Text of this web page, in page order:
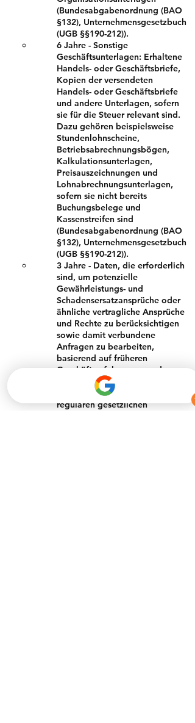
(Bundesabgabenordnung (BAO
§132), Unternehmensgesetzbuch
(UGB §§190-212)).
6 Jahre - Sonstige
Geschäftsunterlagen: Erhaltene
Handels- oder Geschäftsbriefe,
Kopien der versendeten
Handels- oder Geschäftsbriefe
und andere Unterlagen, sofern
sie für die Steuer relevant sind.
Dazu gehören beispielsweise
Stundenlohnscheine,
Betriebsabrechnungsbögen,
Kalkulationsunterlagen,
Preisauszeichnungen und
Lohnabrechnungsunterlagen,
sofern sie nicht bereits
Buchungsbelege und
Kassenstreifen sind
(Bundesabgabenordnung (BAO
§132), Unternehmensgesetzbuch
(UGB §§190-212)).
3 Jahre - Daten, die erforderlich
sind, um potenzielle
Gewährleistungs- und
Schadensersatzansprüche oder
ähnliche vertragliche Ansprüche
und Rechte zu berücksichtigen
sowie damit verbundene
Anfragen zu bearbeiten,
basierend auf früheren
Geschäftserfahrungen und
üblichen Branchenpraktiken,
werden für die Dauer der
regulären gesetzlichen